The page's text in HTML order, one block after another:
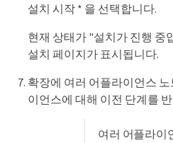
설치 시작 * 을 선택합니다.
현재 상태가 "설치가 진행 중
설치 페이지가 표시됩니다.
확장에 여러 어플라이언스
이언스에 대해 이전 단계를
여러 어플라이